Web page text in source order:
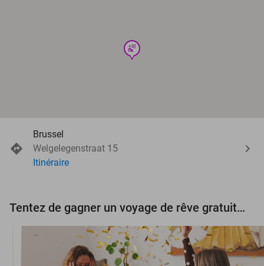
wellness
Brussel
Welgelegenstraat 15
Itinéraire
Tentez de gagner un voyage de rêve gratuit d'une valeur de 3.000 € !